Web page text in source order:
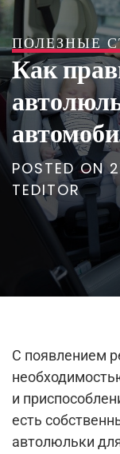
ПОЛЕЗНЫЕ
Как
POSTED ON
TEDITOR
С появлением
и
есть
автолюльки